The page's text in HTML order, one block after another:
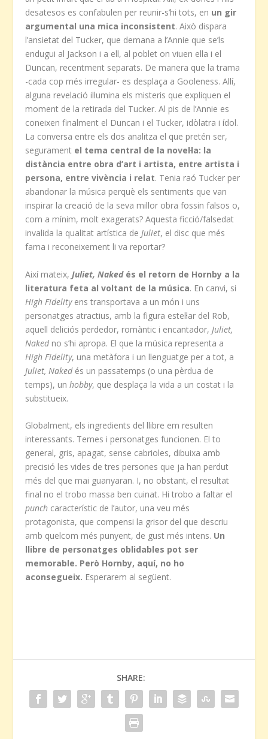
desatesos es confabulen per reunir-s’hi tots, en un gir
argumental una mica inconsistent. Això dispara
l’ansietat del Tucker, que demana a l’Annie que se’ls
endugui al Jackson i a ell, al poblet on viuen ella i el
Duncan, recentment separats. De manera que la trama
-cada cop més irregular- es desplaça a Gooleness. Allí,
alguna revelació il·lumina els misteris que expliquen el
moment de la retirada del Tucker. Al pis de l’Annie es
coneixen finalment el Duncan i el Tucker, idòlatra i ídol.
La conversa entre els dos analitza el que pretén ser,
segurament el tema central de la novel·la: la
distància entre obra d’art i artista, entre artista i
persona, entre vivència i relat. Tenia raó Tucker per
abandonar la música perquè els sentiments que van
inspirar la creació de la seva millor obra fossin falsos o,
com a mínim, molt exagerats? Aquesta ficció/falsedat
invalida la qualitat artística deJuliet, el disc que més
fama i reconeixement li va reportar?
Així mateix, Juliet, Nakedés el retorn de Hornby a la
literatura feta al voltant de la música. En canvi, si
High Fidelityens transportava a un món i uns
personatges atractius, amb la figura estel·lar del Rob,
aquell deliciós perdedor, romàntic i encantador, Juliet,
Nakedno s’hi apropa. El que la música representa a
High Fidelity, una metàfora i un llenguatge per a tot, a
Juliet, Nakedés un passatemps (o una pèrdua de
temps), unhobby, que desplaça la vida a un costat i la
substitueix.
Globalment, els ingredients del llibre em resulten
interessants. Temes i personatges funcionen. El to
general, gris, apagat, sense cabrioles, dibuixa amb
precisió les vides de tres persones que ja han perdut
més del que mai guanyaran. I, no obstant, el resultat
final no el trobo massa ben cuinat. Hi trobo a faltar el
punch característic de l’autor, una veu més
protagonista, que compensi la grisor del que descriu
amb quelcom més punyent, de gust més intens. Un
llibre de personatges oblidables pot ser
memorable. Però Hornby, aquí, no ho
aconsegueix. Esperarem al següent.
SHARE: